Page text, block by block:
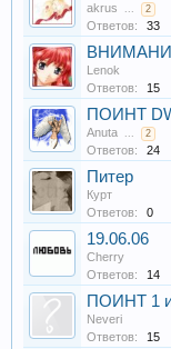
akrus ... 2
Ответов: 33
Lenok
Ответов:
15
ПОИНТ
Anuta ... 2
Ответов: 24
Питер
Курт
Ответов:
0
19.06.06
Cherry
Ответов:
14
ПОИНТ 1
Neveri
Ответов:
15